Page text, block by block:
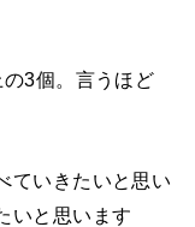
3個。言うほど
ていきたいと思い
いと思います